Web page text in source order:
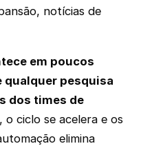
notícias de
em poucos
qualquer pesquisa
dos times de
o ciclo se acelera e os
elimina